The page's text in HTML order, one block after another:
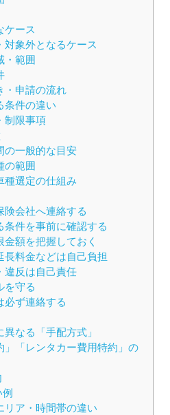
ケース
対象外となるケース
・範囲
・申請の流れ
条件の違い
制限事項
の一般的な目安
の範囲
種選定の仕組み
険会社へ連絡する
条件を事前に確認する
額を把握しておく
長料金などは自己負担
違反は自己責任
を守る
必ず連絡する
なる「手配方式」
」「レンタカー費用特約」の
例
リア・時間帯の違い